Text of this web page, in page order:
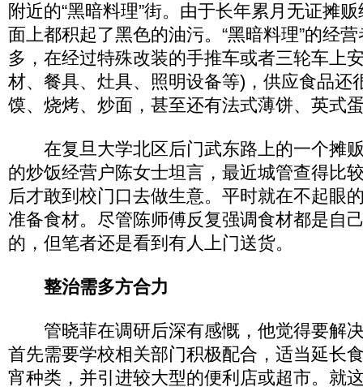
附近的“黑暗料理”街。由于长年累月无证摊
面上都积起了黑色的油污。“黑暗料理”的经
多，在经过特殊改装的手推车或者三轮车上
材、餐具、灶具、照明设备等)，供应食品还
馍、烧烤、炒面，甚至还有法式薄饼、英
在复旦大学北区后门武东路上的一个摊
的炒饭经营户陈女士坦言，最近城管查得比
后才敢到校门口去做生意。平时就在不起眼
准备食材。尽管陈师傅反复强调食材都是自
的，但笔者还是看到有人上门送货。
整治需多方合力
管晓菲在调研后深有感慨，他觉得要解决
首先需要学校相关部门积极配合，适当延长
宵种类，并引进较大型的便利店或超市。就